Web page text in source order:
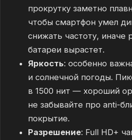
прокрутку заметно
чтобы смартфон умел
снижать частоту, иначе
батареи вырастет.
Яркость: особенно
и солнечной погоды.
в 1500 нит — хороший
не забывайте про anti-
покрытие.
Разрешение: Full HD+